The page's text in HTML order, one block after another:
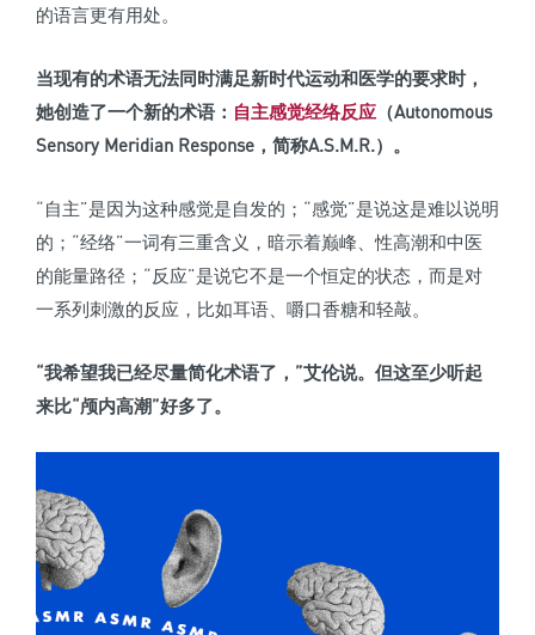
的语言更有用处。
当现有的术语无法同时满足新时代运动和医学的要求时，
她创造了一个新的术语： 自主感觉经络反应 （Autonomous
Sensory Meridian Response，简称A.S.M.R.）。
“自主”是因为这种感觉是自发的；“感觉”是说这是难以说明
的；“经络”一词有三重含义，暗示着巅峰、性高潮和中医
的能量路径；“反应”是说它不是一个恒定的状态，而是对
一系列刺激的反应，比如耳语、嚼口香糖和轻敲。
“我希望我已经尽量简化术语了，”艾伦说。 但这至少听起
来比“颅内高潮”好多了。